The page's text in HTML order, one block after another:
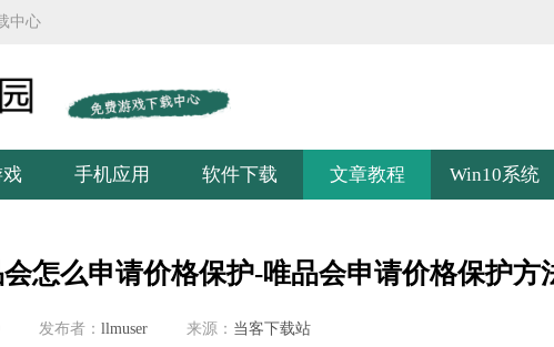
中心
手机应用 软件下载 文章教程 Win10系统
会怎么申请价格保护-唯品会申请价格保护方
发布者： llmuser 来源： 当客下载站